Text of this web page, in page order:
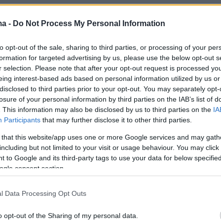
- Do Not Process My Personal Information
opt-out of the sale, sharing to third parties, or processing of your
for targeted advertising by us, please use the below opt-out
selection. Please note that after your opt-out request is processed
interest-based ads based on personal information utilized by us
to third parties prior to your opt-out. You may separately
of your personal information by third parties on the IAB’s list of
This information may also be disclosed by us to third parties on the
Participants that may further disclose it to other third parties.
that this website/app uses one or more Google services and may
but not limited to your visit or usage behaviour. You may
to Google and its third-party tags to use your data for below
consent section.
Data Processing Opt Outs
opt-out of the Sharing of my personal data.
βοήθησε να βγάλουν από τα χαλάσματα
τριών μελών της ίδιας οικογένειας, μεταξύ
ένα μωρό, ένας νεαρός διασώστης λυγίζει,
κομμάτι τσιμέντο αδυνατώντας να
τους λυγμούς του…
shows rescuers intensifying the search for
the site on an earthquake that struck the Aegean
in Turkey on Saturday. pic.twitter.com/R2UXjPtyEq
English (@AJEnglish)November 1, 2020